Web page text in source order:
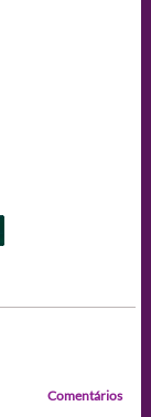
Comentários